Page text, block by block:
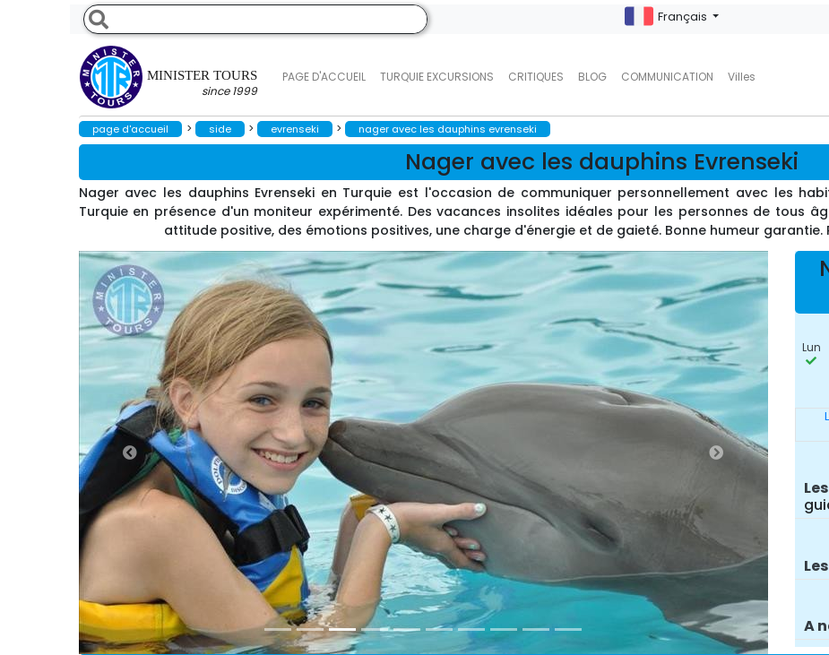
MINISTER TOURS
since 1999
PAGE D'ACCUEIL TURQUIE EXCURSIONS CRITIQUES BLOG COMMUNICATION Villes
Français
page d'accueil > side > evrenseki > nager avec les dauphins evrenseki
Nager avec les dauphins Evrenseki
Nager avec les dauphins Evrenseki en Turquie est l'occasion de communiquer personnellement avec les
Turquie en présence d'un moniteur expérimenté. Des vacances insolites idéales pour les personnes de tous
attitude positive, des émotions positives, une charge d'énergie et de gaieté. Bonne humeur garantie.
Lun
A